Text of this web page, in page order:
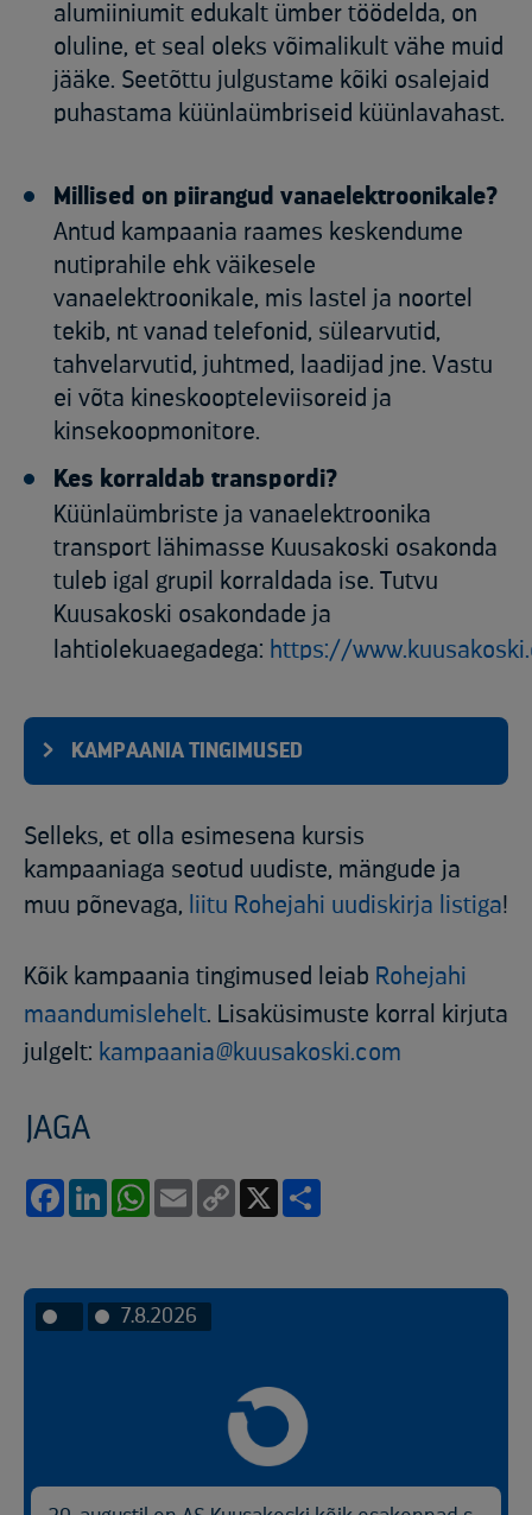
alumiiniumit edukalt ümber töödelda, on
oluline, et seal oleks võimalikult vähe muid
jääke. Seetõttu julgustame kõiki osalejaid
puhastama küünlaümbriseid küünlavahast.
Millised on piirangud vanaelektroonikale?
Antud kampaania raames keskendume
nutiprahile ehk väikesele
vanaelektroonikale, mis lastel ja noortel
tekib, nt vanad telefonid, sülearvutid,
tahvelarvutid, juhtmed, laadijad jne. Vastu
ei võta kineskoopteleviisoreid ja
kinsekoopmonitore.
Kes korraldab transpordi?
Küünlaümbriste ja vanaelektroonika
transport lähimasse Kuusakoski osakonda
tuleb igal grupil korraldada ise. Tutvu
Kuusakoski osakondade ja
lahtiolekuaegadega: https://
KAMPAANIA TINGIMUSED
Selleks, et olla esimesena kursis
kampaaniaga seotud uudiste, mängude ja
muu põnevaga, liitu Rohejahi uudiskirja listiga!
Kõik kampaania tingimused leiab Rohejahi
maandumislehelt. Lisaküsimuste korral kirjuta
julgelt: kampaania@kuusakoski.com
JAGA
FacebookLinkedInWhatsApp
Email
Copy
7.8.2026